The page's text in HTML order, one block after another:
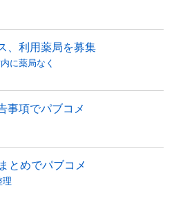
、利用薬局を募集
に薬局なく
事項でパブコメ
とめでパブコメ
理